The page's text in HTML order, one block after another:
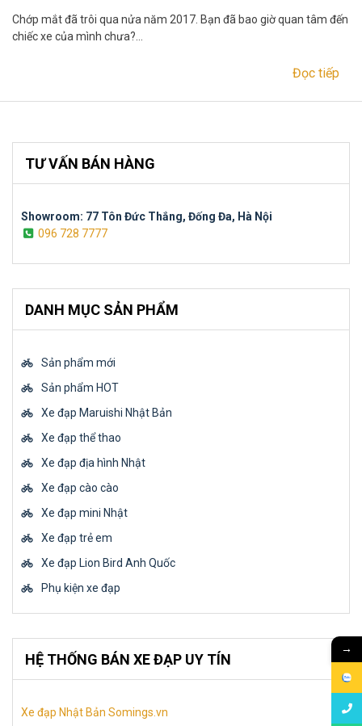
Chớp mắt đã trôi qua nửa năm 2017. Bạn đã bao giờ quan tâm đến
chiếc xe của mình chưa?…
Đọc tiếp
TƯ VẤN BÁN HÀNG
Showroom: 77 Tôn Đức Thắng, Đống Đa, Hà Nội
096 728 7777
DANH MỤC SẢN PHẨM
Sản phẩm mới
Sản phẩm HOT
Xe đạp Maruishi Nhật Bản
Xe đạp thể thao
Xe đạp địa hình Nhật
Xe đạp cào cào
Xe đạp mini Nhật
Xe đạp trẻ em
Xe đạp Lion Bird Anh Quốc
Phụ kiện xe đạp
HỆ THỐNG BÁN XE ĐẠP UY TÍN
Xe đạp Nhật Bản Somings.vn
→